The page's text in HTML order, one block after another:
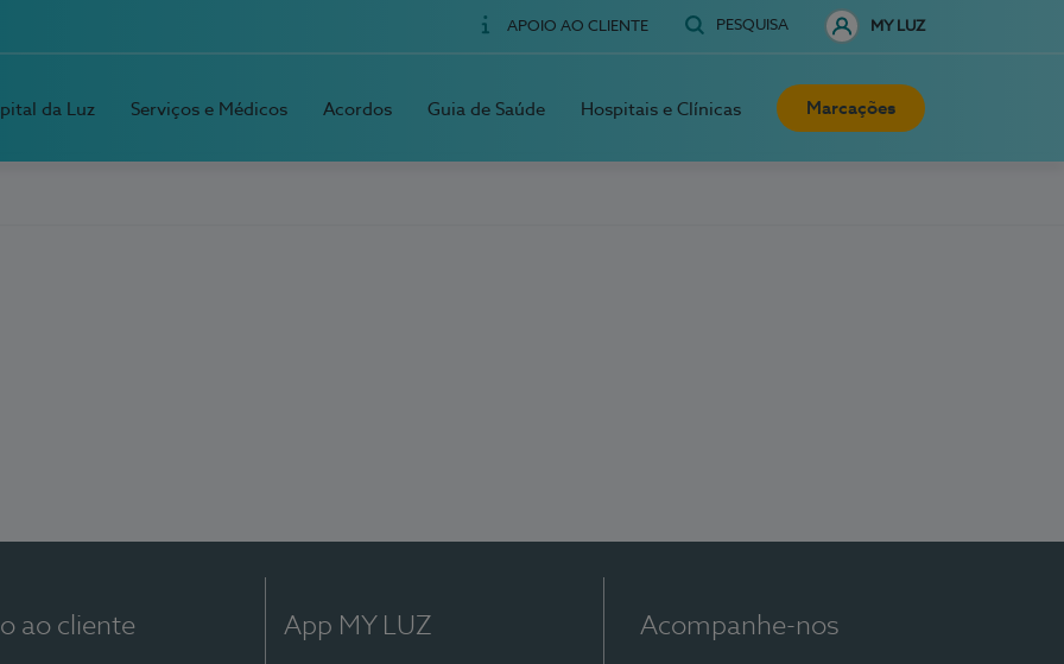
APOIO AO CLIENTE PESQUISA MY LUZ
da Luz Serviços e Médicos Acordos Guia de Saúde Hospitais e Clínicas Marcações
ao cliente App MY LUZ Acompanhe-nos